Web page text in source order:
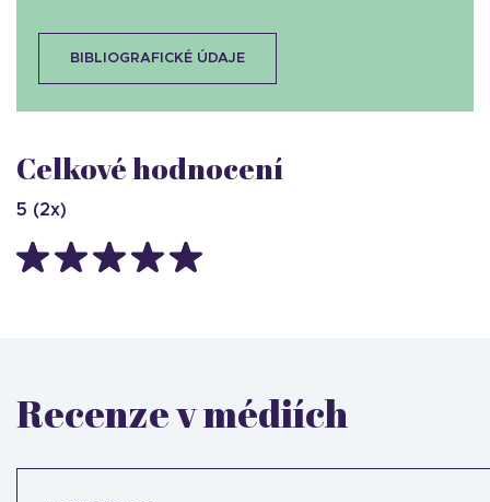
BIBLIOGRAFICKÉ ÚDAJE
Celkové hodnocení
5 (2x)
Recenze v médiích